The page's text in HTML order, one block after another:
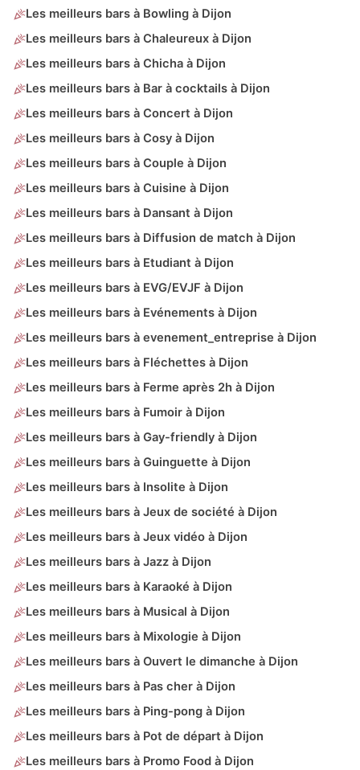
Les meilleurs bars à Bowling à Dijon
Les meilleurs bars à Chaleureux à Dijon
Les meilleurs bars à Chicha à Dijon
Les meilleurs bars à Bar à cocktails à Dijon
Les meilleurs bars à Concert à Dijon
Les meilleurs bars à Cosy à Dijon
Les meilleurs bars à Couple à Dijon
Les meilleurs bars à Cuisine à Dijon
Les meilleurs bars à Dansant à Dijon
Les meilleurs bars à Diffusion de match à Dijon
Les meilleurs bars à Etudiant à Dijon
Les meilleurs bars à EVG/EVJF à Dijon
Les meilleurs bars à Evénements à Dijon
Les meilleurs bars à evenement_entreprise à Dijon
Les meilleurs bars à Fléchettes à Dijon
Les meilleurs bars à Ferme après 2h à Dijon
Les meilleurs bars à Fumoir à Dijon
Les meilleurs bars à Gay-friendly à Dijon
Les meilleurs bars à Guinguette à Dijon
Les meilleurs bars à Insolite à Dijon
Les meilleurs bars à Jeux de société à Dijon
Les meilleurs bars à Jeux vidéo à Dijon
Les meilleurs bars à Jazz à Dijon
Les meilleurs bars à Karaoké à Dijon
Les meilleurs bars à Musical à Dijon
Les meilleurs bars à Mixologie à Dijon
Les meilleurs bars à Ouvert le dimanche à Dijon
Les meilleurs bars à Pas cher à Dijon
Les meilleurs bars à Ping-pong à Dijon
Les meilleurs bars à Pot de départ à Dijon
Les meilleurs bars à Promo Food à Dijon